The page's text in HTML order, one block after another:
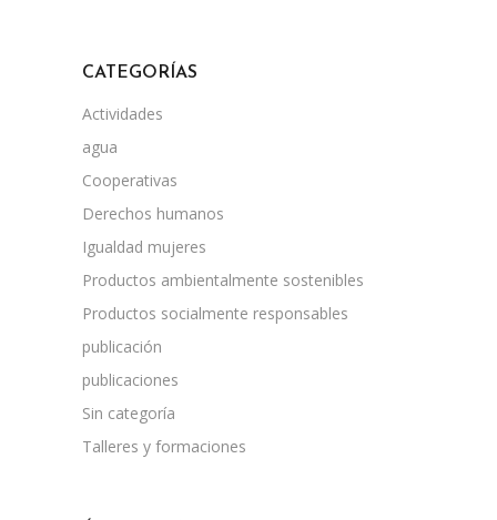
CATEGORÍAS
Actividades
agua
Cooperativas
Derechos humanos
Igualdad mujeres
Productos ambientalmente sostenibles
Productos socialmente responsables
publicación
publicaciones
Sin categoría
Talleres y formaciones